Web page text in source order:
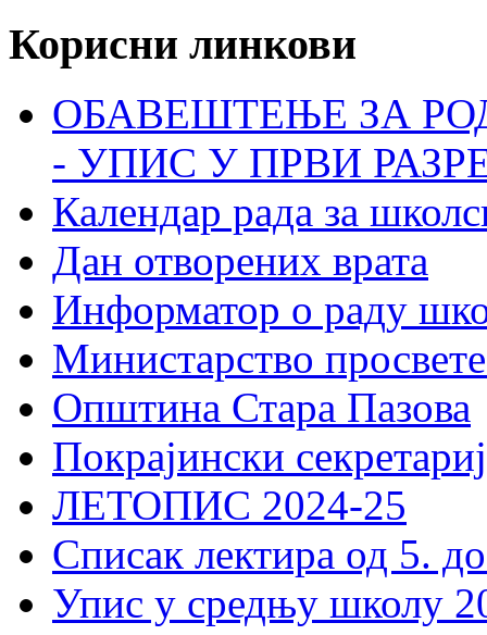
Корисни линкови
ОБАВЕШТЕЊЕ ЗА
- УПИС У ПРВИ
Календар рада за
Дан отворених врата
Информатор о раду
Министарство
Општина Стара Пазова
Покрајински
ЛЕТОПИС 2024-25
Списак лектира од 5.
Упис у средњу школу